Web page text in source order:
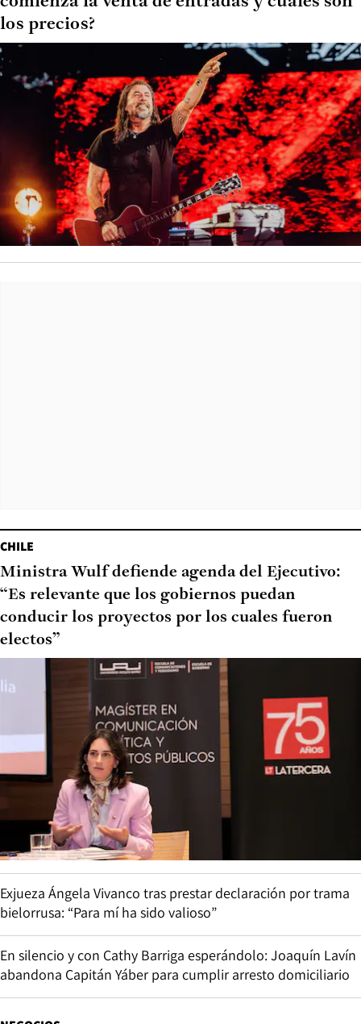
los precios?
CHILE
Ministra Wulf defiende agenda del Ejecutivo:
“Es relevante que los gobiernos puedan
conducir los proyectos por los cuales fueron
electos”
Exjueza Ángela Vivanco tras prestar declaración por trama
bielorrusa: “Para mí ha sido valioso”
En silencio y con Cathy Barriga esperándolo: Joaquín Lavín
abandona Capitán Yáber para cumplir arresto domiciliario